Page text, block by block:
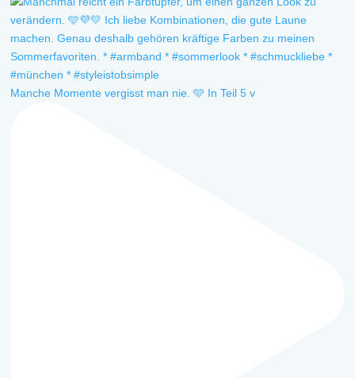
Manche Momente vergisst man nie. 🩵 In Teil 5 v